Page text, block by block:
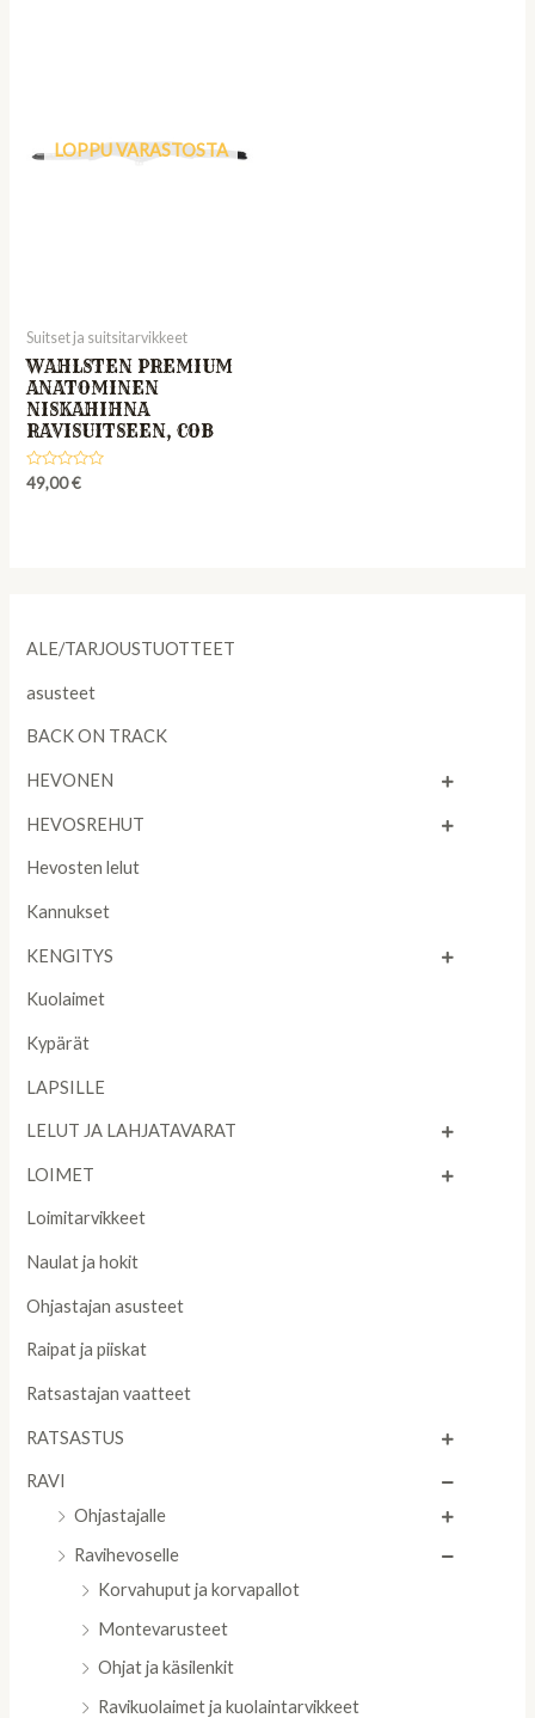
ALE/TARJOUSTUOTTEET
asusteet
BACK ON TRACK
HEVONEN
HEVOSREHUT
Hevosten lelut
Kannukset
KENGITYS
Kuolaimet
Kypärät
LAPSILLE
LELUT JA LAHJATAVARAT
LOIMET
Loimitarvikkeet
Naulat ja hokit
Ohjastajan asusteet
Raipat ja piiskat
Ratsastajan vaatteet
RATSASTUS
RAVI
Ohjastajalle
Ravihevoselle
Korvahuput ja korvapallot
Montevarusteet
Ohjat ja käsilenkit
Ravikuolaimet ja kuolaintarvikkeet
LOPPU VARASTOSTA
Suitset ja suitsitarvikkeet
WAHLSTEN PREMIUM
ANATOMINEN
NISKAHIHNA
RAVISUITSEEN, COB
Rated
0
49,00€